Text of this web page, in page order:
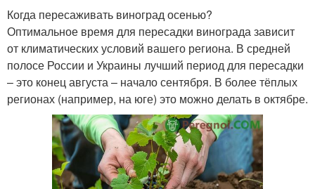
Когда пересаживать виноград осенью?
Оптимальное время для пересадки винограда зависит
от климатических условий вашего региона. В средней
полосе России и Украины лучший период для пересадки
– это конец августа – начало сентября. В более тёплых
регионах (например, на юге) это можно делать в октябре.